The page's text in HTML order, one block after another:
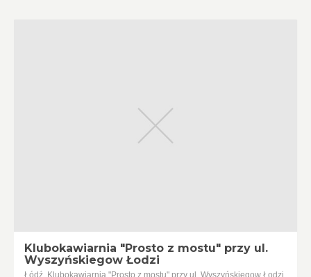
Klubokawiarnia "Prosto z mostu" przy ul.
Wyszyńskiegow Łodzi
Łódź, Klubokawiarnia "Prosto z mostu" przy ul. Wyszyńskiegow Łodzi